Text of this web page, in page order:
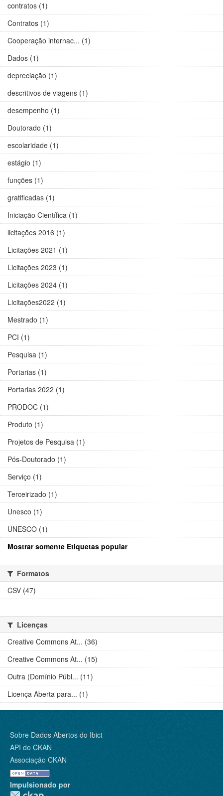
contratos (1)
Contratos (1)
Cooperação internac... (1)
Dados (1)
depreciação (1)
descritivos de viagens (1)
desempenho (1)
Doutorado (1)
escolaridade (1)
estágio (1)
funções (1)
gratificadas (1)
Iniciação Científica (1)
licitações 2016 (1)
Licitações 2021 (1)
Licitações 2023 (1)
Licitações 2024 (1)
Licitações2022 (1)
Mestrado (1)
PCI (1)
Pesquisa (1)
Portarias (1)
Portarias 2022 (1)
PRODOC (1)
Produto (1)
Projetos de Pesquisa (1)
Pós-Doutorado (1)
Serviço (1)
Terceirizado (1)
Unesco (1)
UNESCO (1)
Mostrar somente Etiquetas popular
Formatos
CSV (47)
Licenças
Creative Commons At... (36)
Creative Commons At... (15)
Outra (Domínio Públ... (11)
Licença Aberta para... (1)
Sobre Dados Abertos do Ibict
API do CKAN
Associação CKAN
Impulsionado por